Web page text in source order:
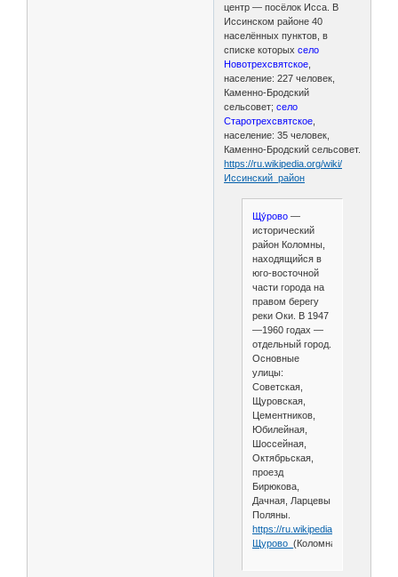
центр — посёлок Исса. В
Иссинском районе 40
населённых пунктов, в
списке которыхсело
Новотрехсвятское
население: 227 человек,
Каменно-Бродский
сельсовет;село
Старотрехсвятское
население: 35 человек,
Каменно-Бродский сельсовет.
https://ru.wikipedia.org/wiki/
Иссинский_район
Щу́рово—
исторический
район Коломны,
находящийся в
юго-восточной
части города на
правом берегу
реки Оки. В 1947
—1960 годах —
отдельный город.
Основные
улицы:
Советская,
Щуровская,
Цементников,
Юбилейная,
Шоссейная,
Октябрьская,
проезд
Бирюкова,
Дачная, Ларцевы
Поляны.
https://ru.wikipedia.org/wiki/
Щурово_ (Коломна)